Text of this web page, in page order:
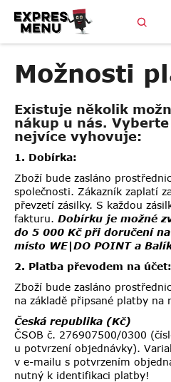
obsah
Možnosti
Existuje několik
nákup u nás.
nejvíce vyhovuje:
1. Dobírka:
Zboží bude zasláno
společnosti. Zákazník zaplatí
převzetí zásilky. S každou
fakturu. Dobírku je možné
do 5 000 Kč při doručení
místo WE|DO POINT a
2. Platba převodem na účet:
Zboží bude zasláno
na základě připsané platby na
Česká republika (Kč)
ČSOB č. 276907500/0300
u potvrzení objednávky).
v e-mailu s potvrzením
nutný k identifikaci platby!